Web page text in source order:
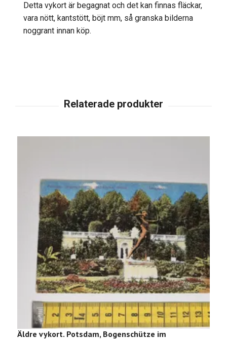
Detta vykort är begagnat och det kan finnas fläckar,
vara nött, kantstött, böjt mm, så granska bilderna
noggrant innan köp.
Äldre vykort. Potsdam, Bogenschütze im